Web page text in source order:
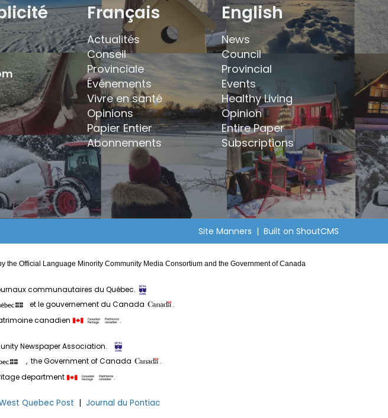
Français
Actualités
Conseil
Provinciale
Événements
Vivre en santé
Opinions
Papier Entier
Abonnements
English
News
Council
Provincial
Events
Healthy Living
Opinion
Entire Paper
Subscriptions
Site Manners | Built on ShoutCMS
Official Language Minority Community Media Consortium and the Government of Canada
communautaires du Québec.
et le gouvernement du Canada
.
canadien
.
Newspaper Association.
, the Government of Canada
.
department
.
Quebec Post | Journal du Pontiac